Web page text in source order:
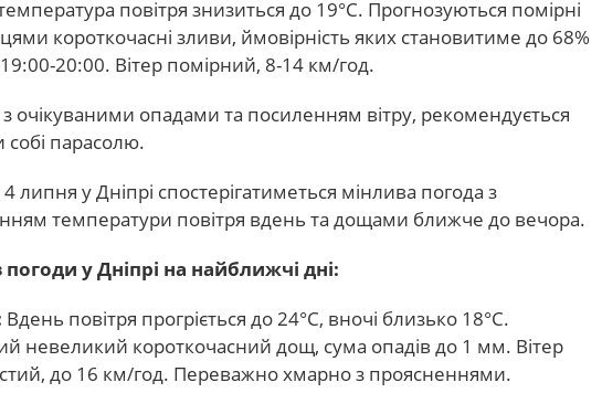
повітря знизиться до 19°C. Прогнозуються помірні
короткочасні зливи, ймовірність яких становитиме до 68%
20:00. Вітер помірний, 8-14 км/год.
з очікуваними опадами та посиленням вітру, рекомендується
собі парасолю.
липня у Дніпрі спостерігатиметься мінлива погода з
температури повітря вдень та дощами ближче до вечора.
у Дніпрі на найближчі дні:
Вдень повітря прогріється до 24°C, вночі близько 18°C.
невеликий короткочасний дощ, сума опадів до 1 мм. Вітер
до 16 км/год. Переважно хмарно з проясненнями.